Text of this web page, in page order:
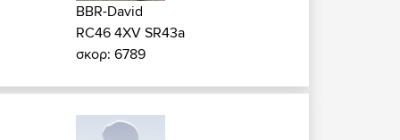
BBR-David
RC46 4XV SR43a
σκορ: 6789